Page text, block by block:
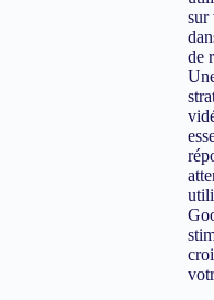
sur
de